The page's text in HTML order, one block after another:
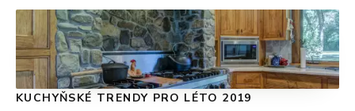
KUCHYŇSKÉ TRENDY PRO LÉTO 2019